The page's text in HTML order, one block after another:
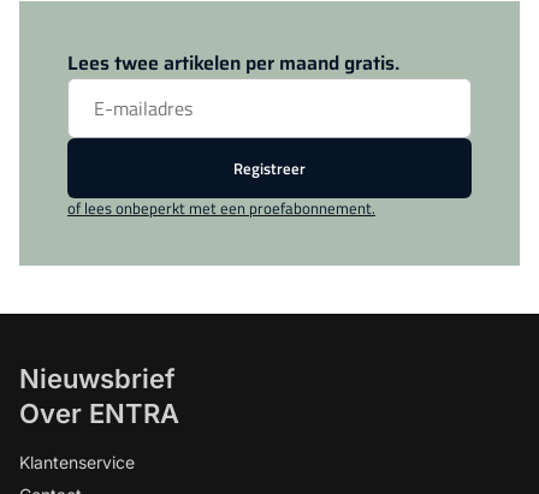
Lees twee artikelen per maand gratis.
Registreer
of lees onbeperkt met een proefabonnement.
Nieuwsbrief
Over ENTRA
Klantenservice